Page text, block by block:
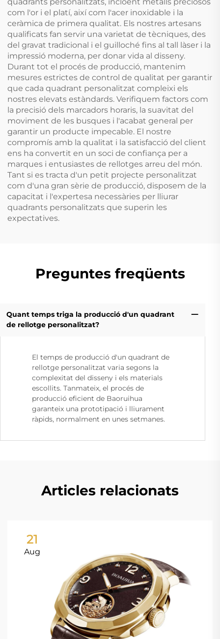
com l'or i el platí, així com l'acer inoxidable i la
ceràmica de primera qualitat. Els nostres artesans
qualificats fan servir una varietat de tècniques, des
del gravat tradicional i el guilloché fins al tall làser i la
impressió moderna, per donar vida al disseny.
Durant tot el procés de producció, mantenim
mesures estrictes de control de qualitat per garantir
que cada quadrant personalitzat compleixi els
nostres elevats estàndards. Verifiquem factors com
la precisió dels marcadors horaris, la suavitat del
moviment de les busques i l'acabat general per
garantir un producte impecable. El nostre
compromís amb la qualitat i la satisfacció del client
ens ha convertit en un soci de confiança per a
marques i entusiastes de rellotges arreu del món.
Tant si es tracta d'un petit projecte personalitzat
com d'una gran sèrie de producció, disposem de la
capacitat i l'expertesa necessàries per lliurar
quadrants personalitzats que superin les
expectatives.
Preguntes freqüents
Quant temps triga la producció d'un quadrant
de rellotge personalitzat?
El temps de producció d'un quadrant de
rellotge personalitzat varia segons la
complexitat del disseny i els materials
escollits. Tanmateix, el procés de
producció eficient de Baoruihua
garanteix una prototipació i lliurament
ràpids, normalment en unes setmanes.
Articles relacionats
21
Aug